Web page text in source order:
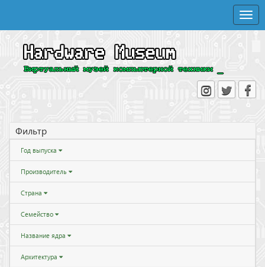
Toggle
Фильтр
Год выпуска
Производитель
Страна
Семейство
Название ядра
Архитектура